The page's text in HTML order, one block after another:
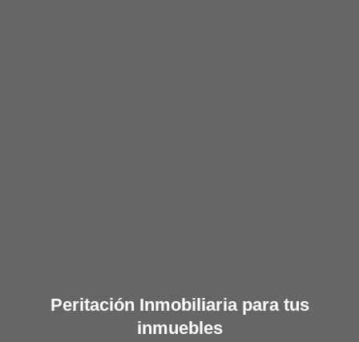
Peritación Inmobiliaria para tus
inmuebles